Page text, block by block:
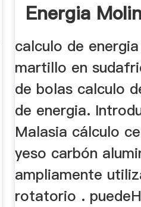
Energia
Bolas
calculo de
martillo en
de bolas calculo
de energia.
Malasia cálculo
yeso carbón
ampliamente
rotatorio .